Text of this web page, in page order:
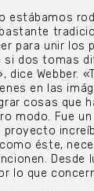
estábamos
para unir los
si dos tomas
dice Webber.
en las
cosas que
modo. Fue
proyecto
éste,
Desde
lo que